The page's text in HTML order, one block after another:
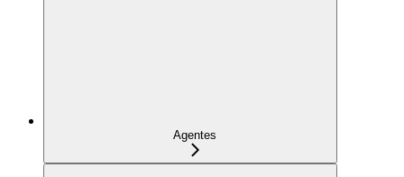
Agentes